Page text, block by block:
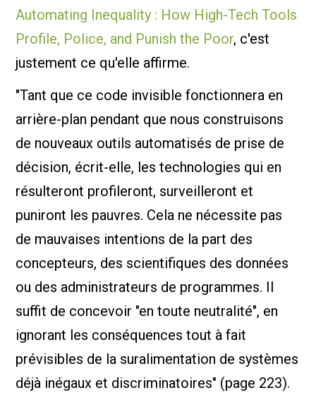
Automating Inequality : How High-Tech Tools
Profile, Police, and Punish the Poor, c'est
justement ce qu'elle affirme.
"Tant que ce code invisible fonctionnera en
arrière-plan pendant que nous construisons
de nouveaux outils automatisés de prise de
décision, écrit-elle, les technologies qui en
résulteront profileront, surveilleront et
puniront les pauvres. Cela ne nécessite pas
de mauvaises intentions de la part des
concepteurs, des scientifiques des données
ou des administrateurs de programmes. Il
suffit de concevoir "en toute neutralité", en
ignorant les conséquences tout à fait
prévisibles de la suralimentation de systèmes
déjà inégaux et discriminatoires" (page 223).